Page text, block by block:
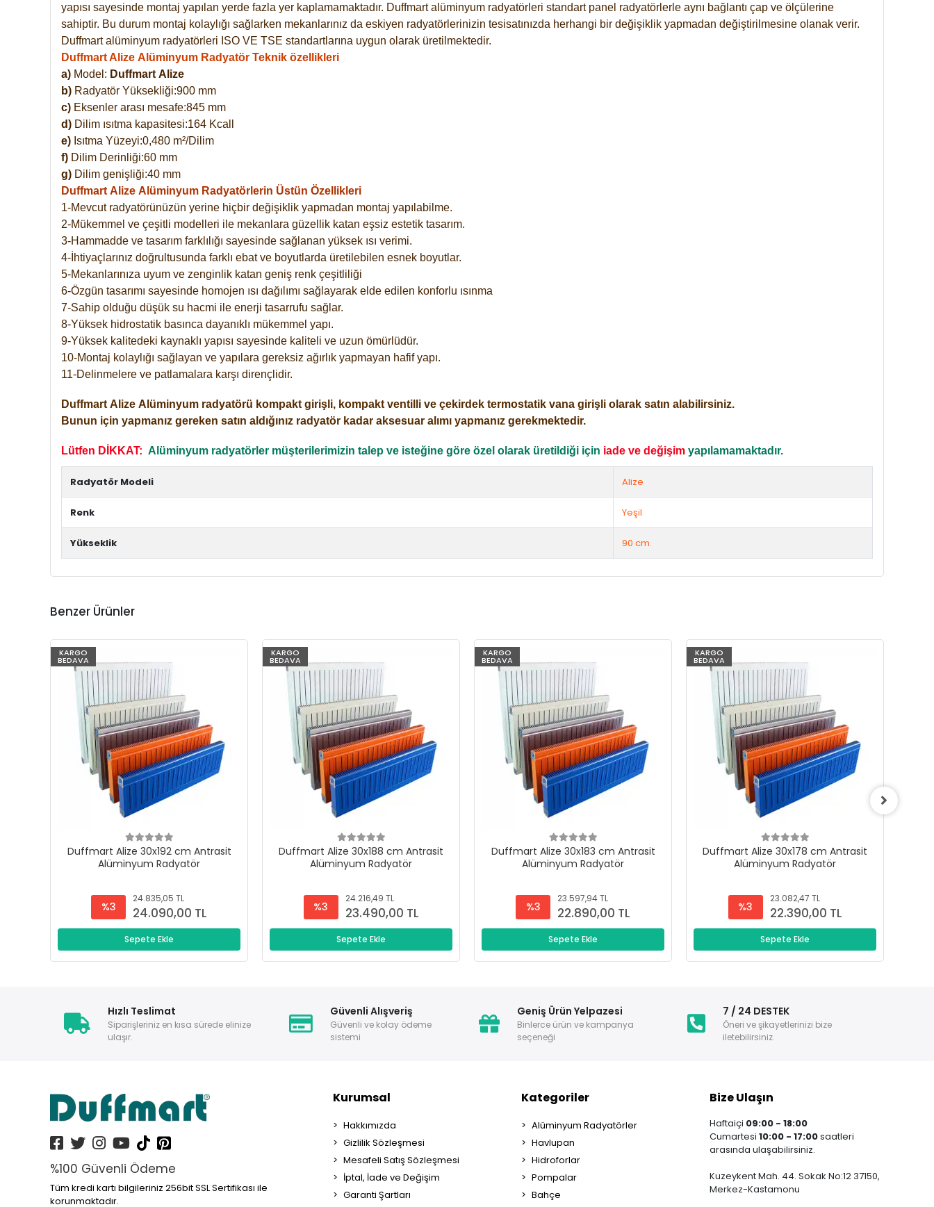
yapısı sayesinde montaj yapılan yerde fazla yer kaplamamaktadır. Duffmart alüminyum radyatörleri standart panel radyatörlerle aynı bağlantı çap ve ölçülerine
sahiptir. Bu durum montaj kolaylığı sağlarken mekanlarınız da eskiyen radyatörlerinizin tesisatınızda herhangi bir değişiklik yapmadan değiştirilmesine olanak verir.
Duffmart alüminyum radyatörleri ISO VE TSE standartlarına uygun olarak üretilmektedir.
Duffmart Alize Alüminyum Radyatör Teknik özellikleri
a) Model: Duffmart Alize
b) Radyatör Yüksekliği:900 mm
c) Eksenler arası mesafe:845 mm
d) Dilim ısıtma kapasitesi:164 Kcall
e) Isıtma Yüzeyi:0,480 m²/Dilim
f) Dilim Derinliği:60 mm
g) Dilim genişliği:40 mm
Duffmart Alize Alüminyum Radyatörlerin Üstün Özellikleri
1-Mevcut radyatörünüzün yerine hiçbir değişiklik yapmadan montaj yapılabilme.
2-Mükemmel ve çeşitli modelleri ile mekanlara güzellik katan eşsiz estetik tasarım.
3-Hammadde ve tasarım farklılığı sayesinde sağlanan yüksek ısı verimi.
4-İhtiyaçlarınız doğrultusunda farklı ebat ve boyutlarda üretilebilen esnek boyutlar.
5-Mekanlarınıza uyum ve zenginlik katan geniş renk çeşitliliği
6-Özgün tasarımı sayesinde homojen ısı dağılımı sağlayarak elde edilen konforlu ısınma
7-Sahip olduğu düşük su hacmi ile enerji tasarrufu sağlar.
8-Yüksek hidrostatik basınca dayanıklı mükemmel yapı.
9-Yüksek kalitedeki kaynaklı yapısı sayesinde kaliteli ve uzun ömürlüdür.
10-Montaj kolaylığı sağlayan ve yapılara gereksiz ağırlık yapmayan hafif yapı.
11-Delinmelere ve patlamalara karşı dirençlidir.
Duffmart Alize Alüminyum radyatörü kompakt girişli, kompakt ventilli ve çekirdek termostatik vana girişli olarak satın alabilirsiniz.
Bunun için yapmanız gereken satın aldığınız radyatör kadar aksesuar alımı yapmanız gerekmektedir.
Lütfen DİKKAT: Alüminyum radyatörler müşterilerimizin talep ve isteğine göre özel olarak üretildiği için iade ve değişim yapılamamaktadır.
Radyatör Modeli Alize
Renk Yeşil
Yükseklik 90 cm.
Benzer Ürünler
KARGO
BEDAVA
Duffmart Alize 30x192 cm Antrasit
Alüminyum Radyatör
%3
24.835,05 TL
24.090,00 TL
Sepete Ekle
KARGO
BEDAVA
Duffmart Alize 30x188 cm Antrasit
Alüminyum Radyatör
%3
24.216,49 TL
23.490,00 TL
Sepete Ekle
KARGO
BEDAVA
Duffmart Alize 30x183 cm Antrasit
Alüminyum Radyatör
%3
23.597,94 TL
22.890,00 TL
Sepete Ekle
KARGO
BEDAVA
Duffmart Alize 30x178 cm Antrasit
Alüminyum Radyatör
%3
23.082,47 TL
22.390,00 TL
Sepete Ekle
Hızlı Teslimat
Siparişleriniz en kısa sürede elinize
ulaşır.
Güvenli Alışveriş
Güvenli ve kolay ödeme
sistemi
Geniş Ürün Yelpazesi
Binlerce ürün ve kampanya
seçeneği
7 / 24 DESTEK
Öneri ve şikayetlerinizi bize
iletebilirsiniz.
%100 Güvenli Ödeme
Tüm kredi kartı bilgileriniz 256bit SSL Sertifikası ile
korunmaktadır.
Kurumsal
Hakkımızda
Gizlilik Sözleşmesi
Mesafeli Satış Sözleşmesi
İptal, İade ve Değişim
Garanti Şartları
Kategoriler
Alüminyum Radyatörler
Havlupan
Hidroforlar
Pompalar
Bahçe
Bize Ulaşın
Haftaiçi 09:00 - 18:00
Cumartesi 10:00 - 17:00saatleri
arasında ulaşabilirsiniz.
Kuzeykent Mah. 44. Sokak No:12 37150,
Merkez-Kastamonu